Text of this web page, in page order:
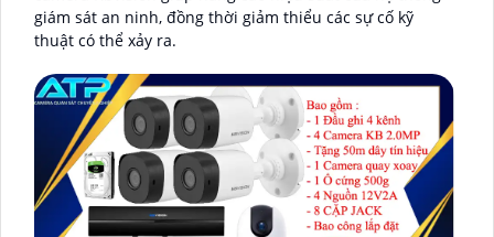
giám sát an ninh, đồng thời giảm thiểu các sự cố kỹ
thuật có thể xảy ra.